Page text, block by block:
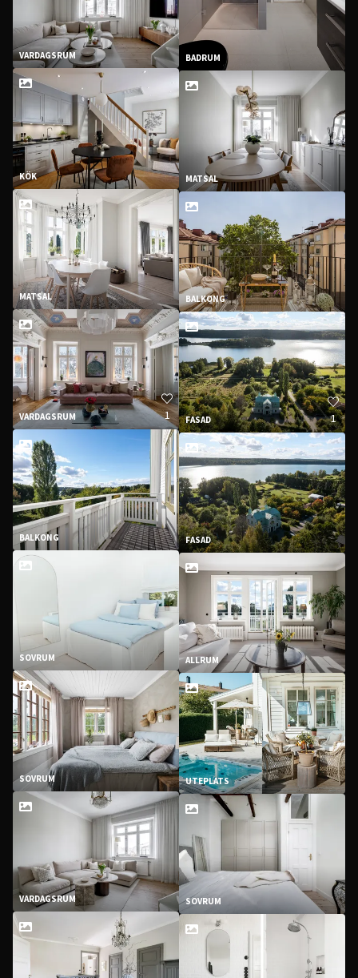
VARDAGSRUM
KÖK
MATSAL
VARDAGSRUM 1
BALKONG
SOVRUM
SOVRUM
VARDAGSRUM
BADRUM
MATSAL
BALKONG
FASAD 1
FASAD
ALLRUM
UTEPLATS
SOVRUM